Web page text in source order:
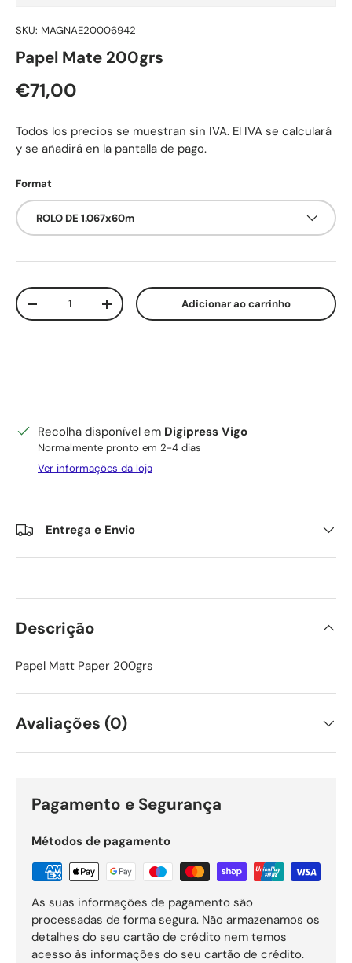
SKU: MAGNAE20006942
Papel Mate 200grs
Preço normal
€71,00
Todos los precios se muestran sin IVA. El IVA se calculará
y se añadirá en la pantalla de pago.
Format
ROLO DE 1.067x60m
Qtd.
Diminuir quantidadeAumente a quantidadeAdicionar ao carrinho
Recolha disponível em Digipress Vigo
Normalmente pronto em 2-4 dias
Ver informações da loja
Entrega e Envio
Descrição
Papel Matt Paper 200grs
Avaliações (0)
Pagamento e Segurança
Métodos de pagamento
As suas informações de pagamento são
processadas de forma segura. Não armazenamos os
detalhes do seu cartão de crédito nem temos
acesso às informações do seu cartão de crédito.